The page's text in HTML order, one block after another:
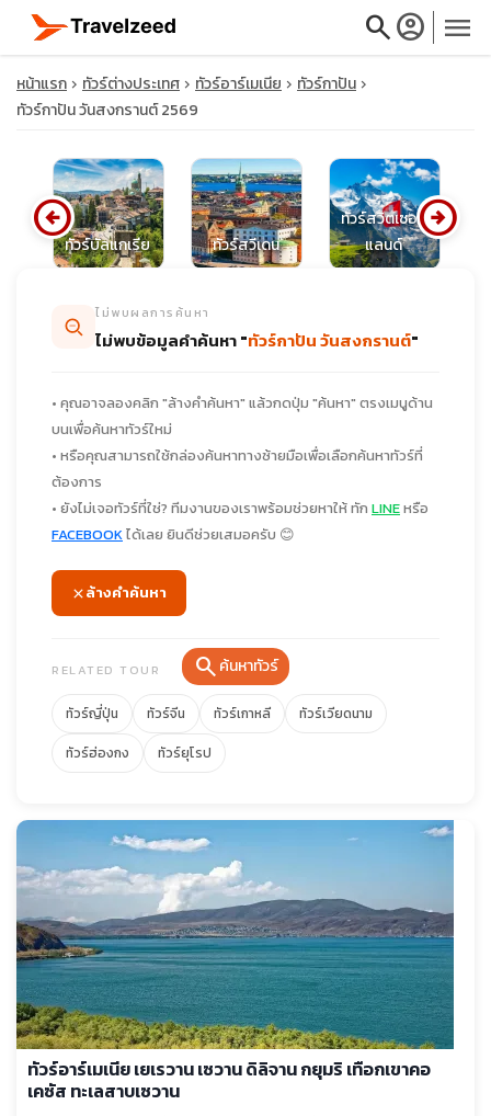
searchaccount_circle menu
close
travel_explore
calendar_month
หน้าแรก ทัวร์ต่างประเทศ ทัวร์อาร์เมเนีย
ทัวร์กาปัน
ทัวร์กาปัน วันสงกรานต์ 2569
ทัวร์บัลแกเรีย ทัวร์สวีเดน
ทัวร์สวิตเซอร์
แลนด์
arrow_circle_left arrow_circle_right
searchค้นหาทัวร์
ไม่พบผลการค้นหา
ไม่พบข้อมูลคำค้นหา "ทัวร์กาปัน วันสงกรานต์"
• คุณอาจลองคลิก "ล้างคำค้นหา" แล้วกดปุ่ม "ค้นหา" ตรงเมนูด้าน
บนเพื่อค้นหาทัวร์ใหม่
• หรือคุณสามารถใช้กล่องค้นหาทางซ้ายมือเพื่อเลือกค้นหาทัวร์ที่
ต้องการ
• ยังไม่เจอทัวร์ที่ใช่? ทีมงานของเราพร้อมช่วยหาให้ ทัก LINEหรือ
FACEBOOKได้เลย ยินดีช่วยเสมอครับ 😊
ล้างคำค้นหา
RELATED TOUR
ทัวร์ญี่ปุ่น ทัวร์จีน ทัวร์เกาหลี
ทัวร์เวียดนาม
ทัวร์ฮ่องกง
ทัวร์ยุโรป
ทัวร์อาร์เมเนีย เยเรวาน เซวาน ดิลิจาน กยุมริ เทือกเขาคอ
เคซัส ทะเลสาบเซวาน